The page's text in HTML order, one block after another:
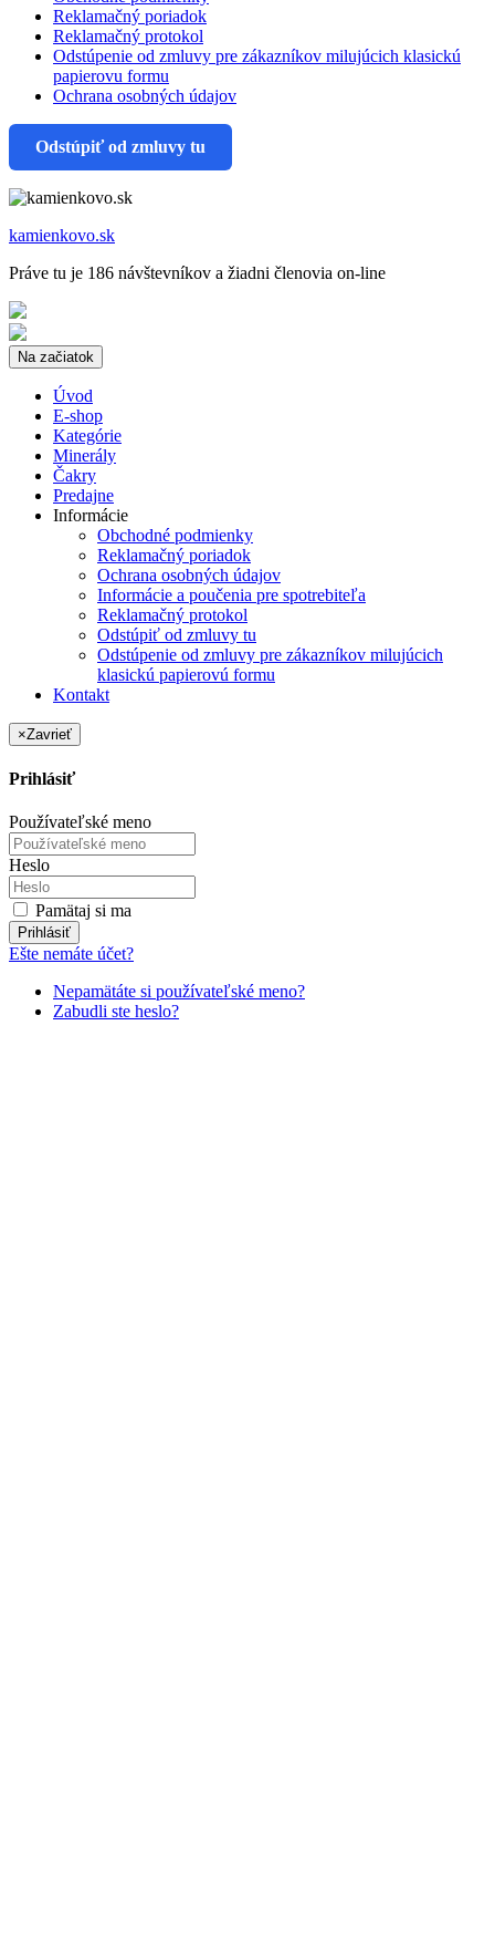
Reklamačný poriadok
Reklamačný protokol
Odstúpenie od zmluvy pre zákazníkov milujúcich klasickú
papierovu formu
Ochrana osobných údajov
Odstúpiť od zmluvy tu
kamienkovo.sk
Práve tu je 186 návštevníkov a žiadni členovia on-line
Na začiatok
Úvod
E-shop
Kategórie
Minerály
Čakry
Predajne
Informácie
Obchodné podmienky
Reklamačný poriadok
Ochrana osobných údajov
Informácie a poučenia pre spotrebiteľa
Reklamačný protokol
Odstúpiť od zmluvy tu
Odstúpenie od zmluvy pre zákazníkov milujúcich
klasickú papierovú formu
Kontakt
×Zavrieť
Prihlásiť
Používateľské meno
Heslo
Pamätaj si ma
Prihlásiť
Ešte nemáte účet?
Nepamätáte si používateľské meno?
Zabudli ste heslo?